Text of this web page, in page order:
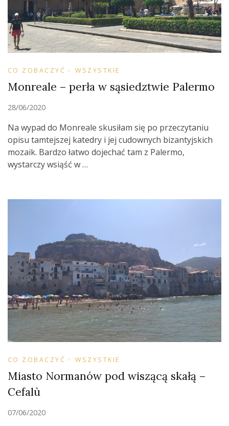
CO ZOBACZYĆ WSZYSTKIE
Monreale – perła w sąsiedztwie Palermo
28/06/2020
Na wypad do Monreale skusiłam się po przeczytaniu
opisu tamtejszej katedry i jej cudownych bizantyjskich
mozaik. Bardzo łatwo dojechać tam z Palermo,
wystarczy wsiąść w …
CO ZOBACZYĆ WSZYSTKIE
Miasto Normanów pod wiszącą skałą –
Cefalù
07/06/2020